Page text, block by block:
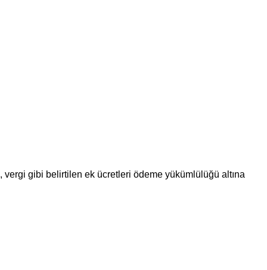
gibi belirtilen ek ücretleri ödeme yükümlülüğü altına